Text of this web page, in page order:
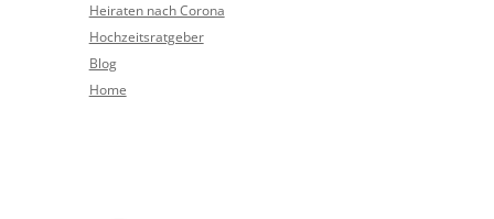
Heiraten nach Corona
Hochzeitsratgeber
Blog
Home